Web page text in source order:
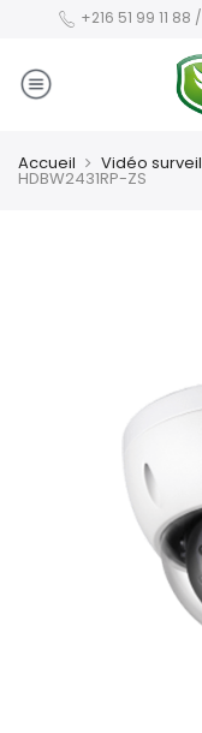
+216 51 99 11 88
Accueil Vidéo
HDBW2431RP-ZS